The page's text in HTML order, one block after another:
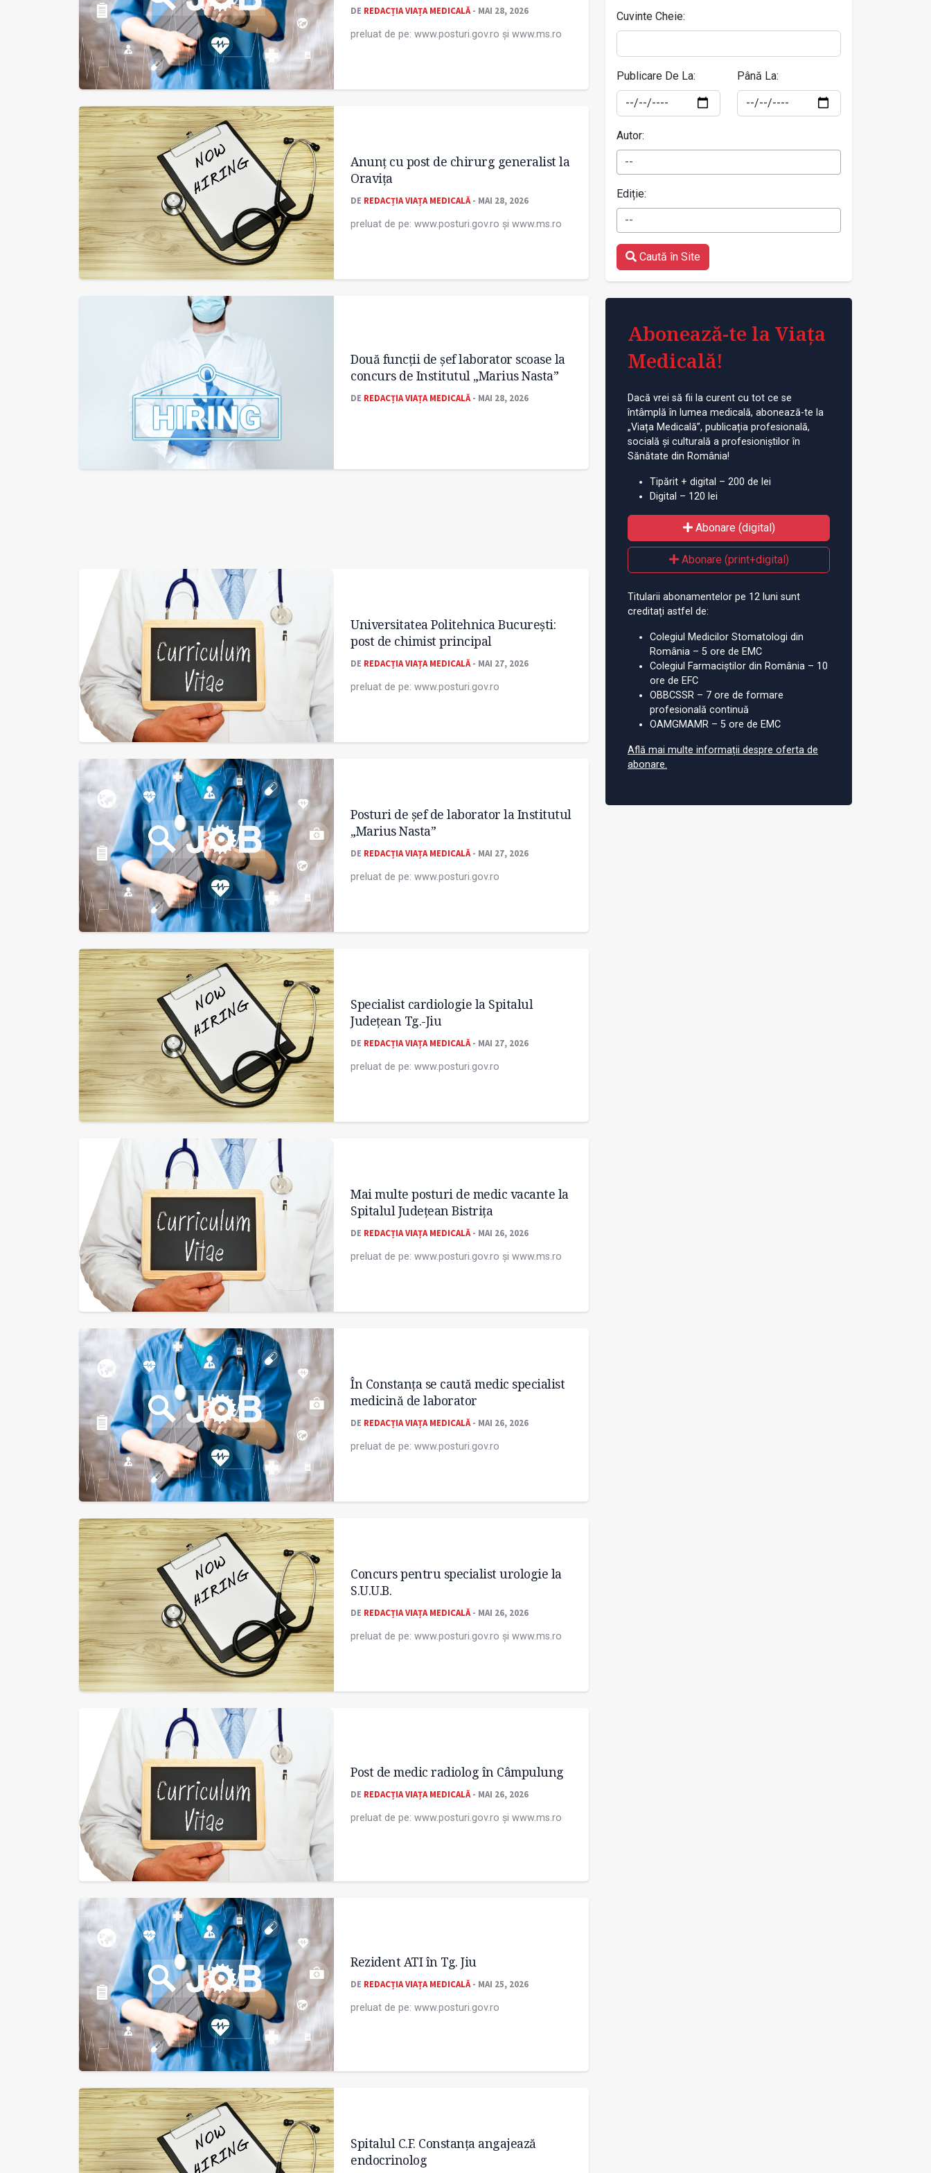
DE REDACȚIA VIAȚA MEDICALĂ- MAI 28, 2026
preluat de pe: www.posturi.gov.ro și www.ms.ro
Anunț cu post de chirurg generalist la
Oravița
DE REDACȚIA VIAȚA MEDICALĂ- MAI 28, 2026
preluat de pe: www.posturi.gov.ro și www.ms.ro
Două funcții de șef laborator scoase la
concurs de Institutul „Marius Nasta”
DE REDACȚIA VIAȚA MEDICALĂ - MAI 28, 2026
Universitatea Politehnica București:
post de chimist principal
DE REDACȚIA VIAȚA MEDICALĂ- MAI 27, 2026
preluat de pe: www.posturi.gov.ro
Posturi de șef de laborator la Institutul
„Marius Nasta”
DE REDACȚIA VIAȚA MEDICALĂ- MAI 27, 2026
preluat de pe: www.posturi.gov.ro
Specialist cardiologie la Spitalul
Judeţean Tg.-Jiu
DE REDACȚIA VIAȚA MEDICALĂ- MAI 27, 2026
preluat de pe: www.posturi.gov.ro
Mai multe posturi de medic vacante la
Spitalul Județean Bistrița
DE REDACȚIA VIAȚA MEDICALĂ- MAI 26, 2026
preluat de pe: www.posturi.gov.ro și www.ms.ro
În Constanța se caută medic specialist
medicină de laborator
DE REDACȚIA VIAȚA MEDICALĂ- MAI 26, 2026
preluat de pe: www.posturi.gov.ro
Concurs pentru specialist urologie la
S.U.U.B.
DE REDACȚIA VIAȚA MEDICALĂ- MAI 26, 2026
preluat de pe: www.posturi.gov.ro și www.ms.ro
Post de medic radiolog în Câmpulung
DE REDACȚIA VIAȚA MEDICALĂ- MAI 26, 2026
preluat de pe: www.posturi.gov.ro și www.ms.ro
Rezident ATI în Tg. Jiu
DE REDACȚIA VIAȚA MEDICALĂ- MAI 25, 2026
preluat de pe: www.posturi.gov.ro
Spitalul C.F. Constanța angajează
endocrinolog
Cuvinte Cheie:
Publicare De La: Până La:
Autor:
--
Ediție:
--
Caută în Site
Abonează-te la Viața
Medicală!
Dacă vrei să fii la curent cu tot ce se
întâmplă în lumea medicală, abonează-te la
„Viața Medicală”, publicația profesională,
socială și culturală a profesioniștilor în
Sănătate din România!
Tipărit + digital – 200 de lei
Digital – 120 lei
Abonare (digital)
Abonare (print+digital)
Titularii abonamentelor pe 12 luni sunt
creditați astfel de:
Colegiul Medicilor Stomatologi din
România – 5 ore de EMC
Colegiul Farmaciștilor din România – 10
ore de EFC
OBBCSSR – 7 ore de formare
profesională continuă
OAMGMAMR – 5 ore de EMC
Află mai multe informații despre oferta de
abonare.